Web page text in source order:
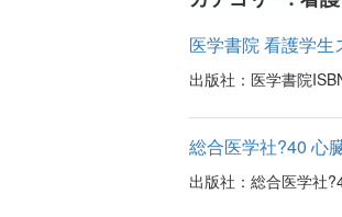
医学書院 看護学
出版社：医学書院
総合医学社?40 心
出版社：総合医学社